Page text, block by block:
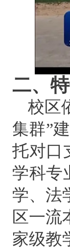
二、
校区
集群”
托对口
学科专
学、法
区一流
家级教